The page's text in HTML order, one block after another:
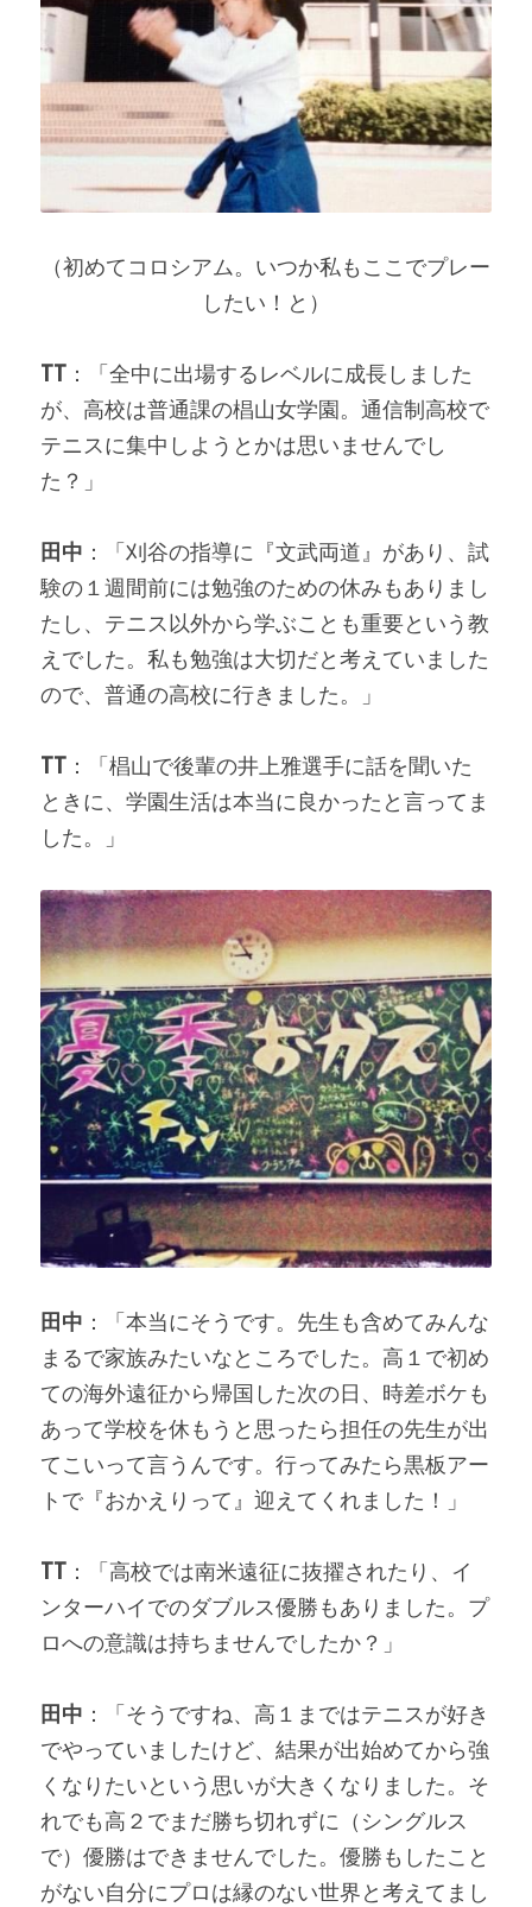
（初めてコロシアム。いつか私もここでプレー
したい！と）
TT ：「全中に出場するレベルに成長しました
が、高校は普通課の椙山女学園。通信制高校で
テニスに集中しようとかは思いませんでし
た？」
田中 ：「刈谷の指導に『文武両道』があり、試
験の１週間前には勉強のための休みもありまし
たし、テニス以外から学ぶことも重要という教
えでした。私も勉強は大切だと考えていました
ので、普通の高校に行きました。」
TT ：「椙山で後輩の井上雅選手に話を聞いた
ときに、学園生活は本当に良かったと言ってま
した。」
田中 ：「本当にそうです。先生も含めてみんな
まるで家族みたいなところでした。高１で初め
ての海外遠征から帰国した次の日、時差ボケも
あって学校を休もうと思ったら担任の先生が出
てこいって言うんです。行ってみたら黒板アー
トで『おかえりって』迎えてくれました！」
TT ：「高校では南米遠征に抜擢されたり、イ
ンターハイでのダブルス優勝もありました。プ
ロへの意識は持ちませんでしたか？」
田中 ：「そうですね、高１まではテニスが好き
でやっていましたけど、結果が出始めてから強
くなりたいという思いが大きくなりました。そ
れでも高２でまだ勝ち切れずに（シングルス
で）優勝はできませんでした。優勝もしたこと
がない自分にプロは縁のない世界と考えてまし